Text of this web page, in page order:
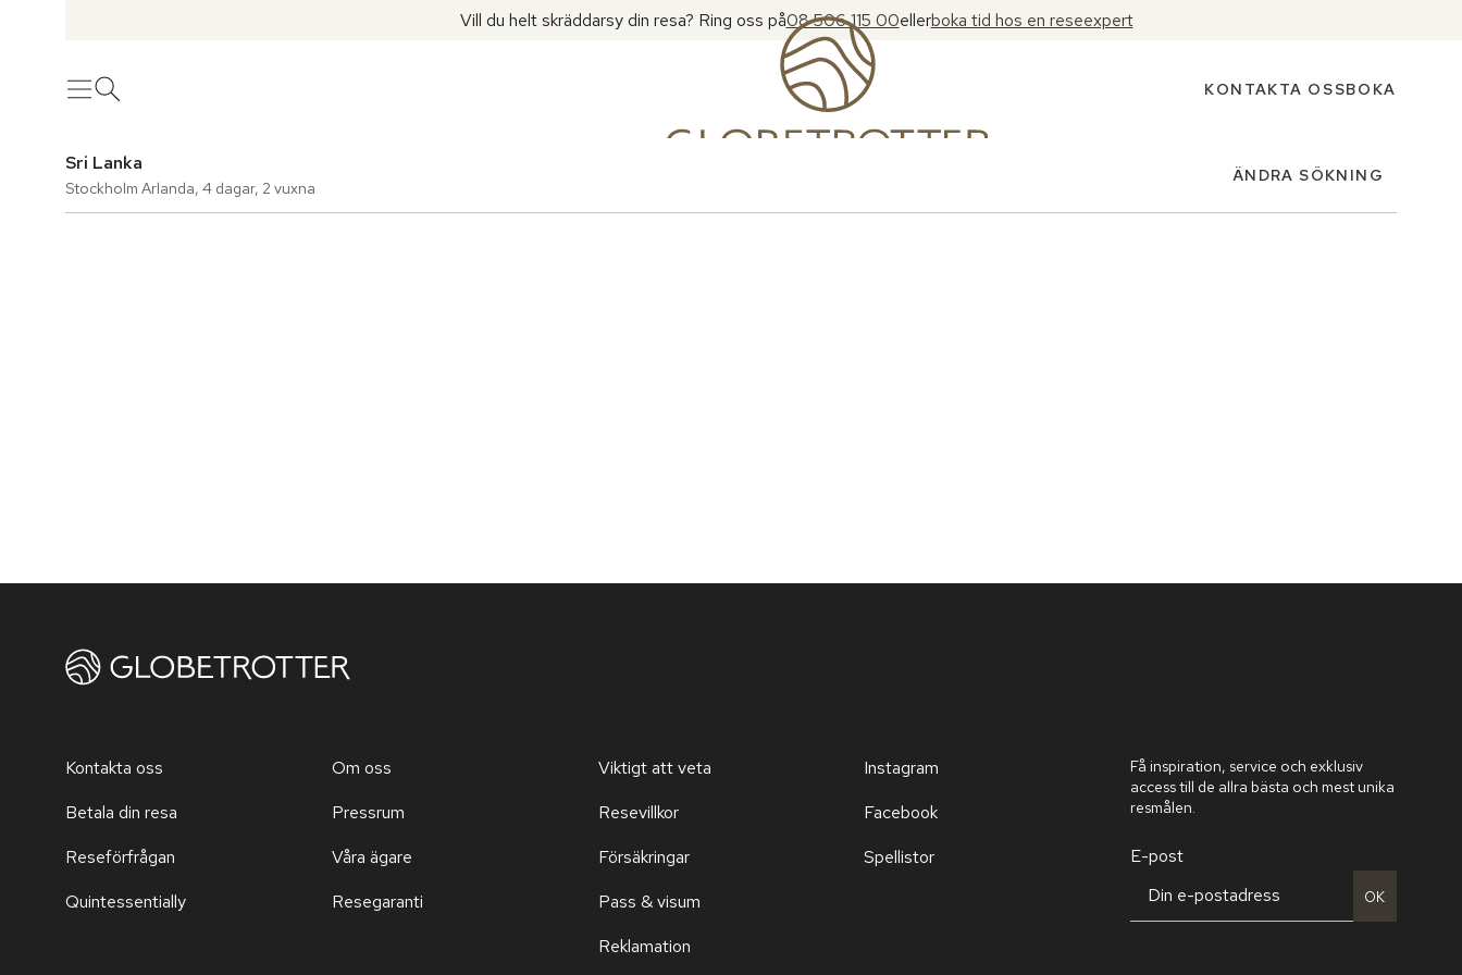
Vill du helt skräddarsy din resa? Ring oss på08 506 115 00ellerboka tid hos en reseexpert
MenyÖppna sök KONTAKTA OSSBOKA
Sri Lanka
Stockholm Arlanda, 4 dagar, 2 vuxna
ÄNDRA SÖKNING
Kontakta oss
Betala din resa
Reseförfrågan
Quintessentially
Om oss
Pressrum
Våra ägare
Resegaranti
Viktigt att veta
Resevillkor
Försäkringar
Pass & visum
Reklamation
Instagram
Facebook
Spellistor
Få inspiration, service och exklusiv
access till de allra bästa och mest unika
resmålen.
E-post
OK